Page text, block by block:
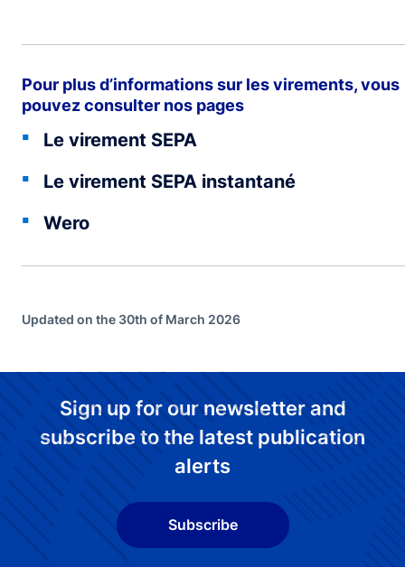
Pour plus d’informations sur les virements, vous
pouvez consulter nos pages
Le virement SEPA
Le virement SEPA instantané
Wero
Updated on the 30th of March 2026
Sign up for our newsletter and
subscribe to the latest publication
alerts
Subscribe